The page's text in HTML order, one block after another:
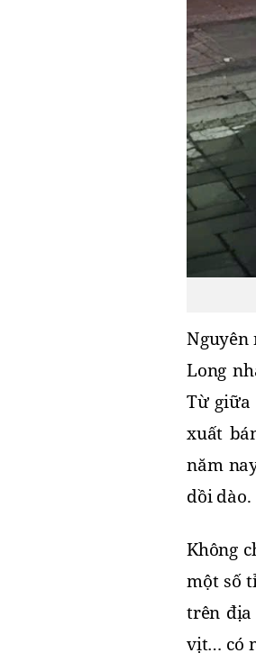
Nguyên
Long
Từ
xuất
năm
dồi dào.
Không
một số
trên địa
vịt… có